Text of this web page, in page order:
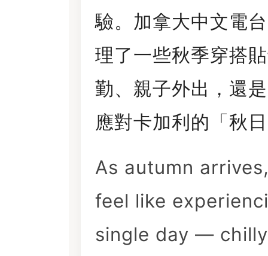
驗。加拿大中文電
理了一些秋季穿搭
勤、親子外出，還
應對卡加利的「秋
As autumn
feel like
single day —